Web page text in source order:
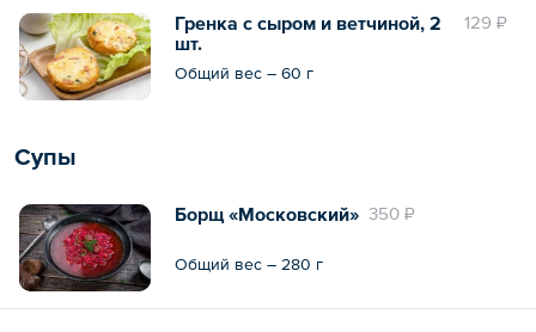
129 ₽
Гренка с сыром и ветчиной, 2
шт.
Общий вес – 60 г
Супы
350 ₽
Борщ «Московский»
Общий вес – 280 г